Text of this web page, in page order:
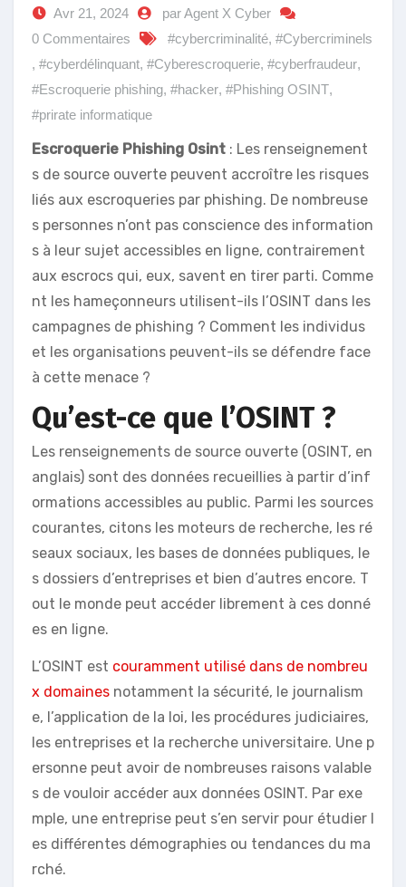
Avr 21, 2024
par Agent X Cyber
0 Commentaires
#cybercriminalité, #Cybercriminels
, #cyberdélinquant, #Cyberescroquerie, #cyberfraudeur,
#Escroquerie phishing, #hacker, #Phishing OSINT,
#prirate informatique
Escroquerie Phishing Osint : Les renseignement
s de source ouverte peuvent accroître les risques
liés aux escroqueries par phishing. De nombreuse
s personnes n’ont pas conscience des information
s à leur sujet accessibles en ligne, contrairement
aux escrocs qui, eux, savent en tirer parti. Comme
nt les hameçonneurs utilisent-ils l’OSINT dans les
campagnes de phishing ? Comment les individus
et les organisations peuvent-ils se défendre face
à cette menace ?
Qu’est-ce que l’OSINT ?
Les renseignements de source ouverte (OSINT, en
anglais) sont des données recueillies à partir d’inf
ormations accessibles au public. Parmi les sources
courantes, citons les moteurs de recherche, les ré
seaux sociaux, les bases de données publiques, le
s dossiers d’entreprises et bien d’autres encore. T
out le monde peut accéder librement à ces donné
es en ligne.
L’OSINT est couramment utilisé dans de nombreu
x domaines notamment la sécurité, le journalism
e, l’application de la loi, les procédures judiciaires,
les entreprises et la recherche universitaire. Une p
ersonne peut avoir de nombreuses raisons valable
s de vouloir accéder aux données OSINT. Par exe
mple, une entreprise peut s’en servir pour étudier l
es différentes démographies ou tendances du ma
rché.